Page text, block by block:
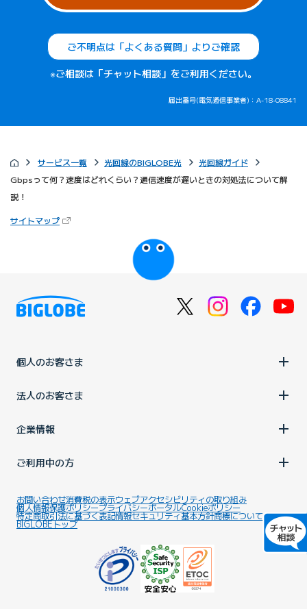
ご不明点は「よくある質問」よりご確認
※ご相談は「チャット相談」をご利用ください。
届出番号(電気通信事業者)：A-18-08841
サービス一覧 光回線のBIGLOBE光
光回線ガイド
Gbpsって何？速度はどれくらい？通信速度が遅いときの対処法について解
説！
サイトマップ（新しいタブで開きます）
びっぷるのページ
個人のお客さま
法人のお客さま
企業情報
ご利用中の方
お問い合わせ消費税の表示ウェブアクセシビリティの取り組み
個人情報保護ポリシープライバシーポータルCookieポリシー
特定商取引法に基づく表記情報セキュリティ基本方針商標について
BIGLOBEトップ